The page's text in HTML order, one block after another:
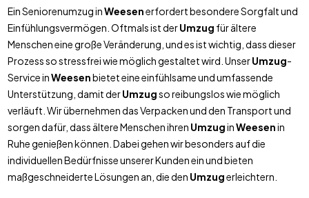
Ein Seniorenumzug inWeesenerfordert besondere Sorgfalt und
Einfühlungsvermögen. Oftmals ist derUmzug für ältere
Menschen eine große Veränderung, und es ist wichtig, dass dieser
Prozess so stressfrei wie möglich gestaltet wird. UnserUmzug-
Service inWeesenbietet eine einfühlsame und umfassende
Unterstützung, damit derUmzugso reibungslos wie möglich
verläuft. Wir übernehmen das Verpacken und den Transport und
sorgen dafür, dass ältere Menschen ihren UmzuginWeesenin
Ruhe genießen können. Dabei gehen wir besonders auf die
individuellen Bedürfnisse unserer Kunden ein und bieten
maßgeschneiderte Lösungen an, die den Umzugerleichtern.